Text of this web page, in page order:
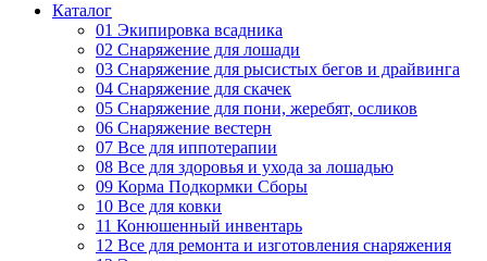
Каталог
01 Экипировка всадника
02 Снаряжение для лошади
03 Снаряжение для рысистых бегов и драйвинга
04 Снаряжение для скачек
05 Снаряжение для пони, жеребят, осликов
06 Снаряжение вестерн
07 Все для иппотерапии
08 Все для здоровья и ухода за лошадью
09 Корма Подкормки Сборы
10 Все для ковки
11 Конюшенный инвентарь
12 Все для ремонта и изготовления снаряжения